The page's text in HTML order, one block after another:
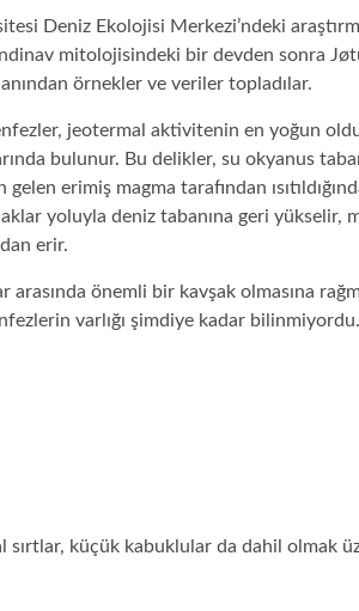
Deniz Ekolojisi Merkezi’ndeki
mitolojisindeki bir devden sonra
örnekler ve veriler topladılar.
jeotermal aktivitenin en yoğun
bulunur. Bu delikler, su okyanus
gelen erimiş magma tarafından
yoluyla deniz tabanına geri yükselir,
erir.
arasında önemli bir kavşak olmasına
varlığı şimdiye kadar bilinmiyordu.
sırtlar, küçük kabuklular da dahil olmak